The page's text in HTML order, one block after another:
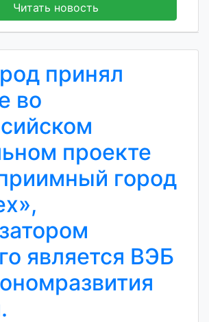
Читать новость
принял
во
проекте
город
является ВЭБ